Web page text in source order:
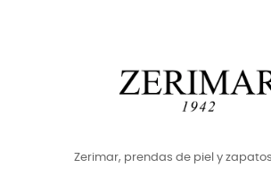
Zerimar, prendas de piel y